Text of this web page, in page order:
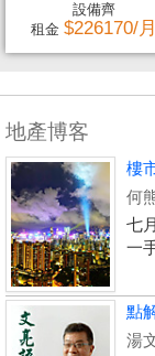
設備齊
租金 $226170/月
地產博客
樓
何
七
一
點
湯